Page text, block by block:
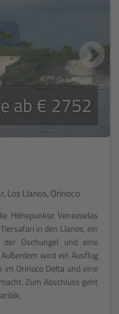
ab € 2752
Los Llanos, Orinoco
Höhepunkte Venezuelas
in den Llanos, ein
der Dschungel und eine
wird ein Ausflug
im Orinoco Delta und eine
Zum Abschluss geht